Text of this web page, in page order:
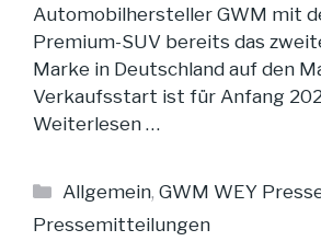
Automobilhersteller GWM mit
Premium-SUV bereits das
Marke in Deutschland auf den
Verkaufsstart ist für Anfang
Weiterlesen …
Kategorien
Allgemein,GWM WEY
Pressemitteilungen